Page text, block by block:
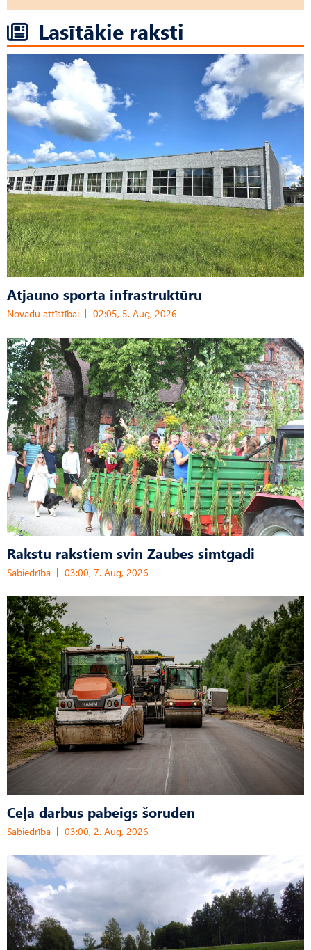
Lasītākie raksti
Atjauno sporta infrastruktūru
Novadu attīstībai 02:05, 5. Aug, 2026
Rakstu rakstiem svin Zaubes simtgadi
Sabiedrība 03:00, 7. Aug, 2026
Ceļa darbus pabeigs šoruden
Sabiedrība 03:00, 2. Aug, 2026